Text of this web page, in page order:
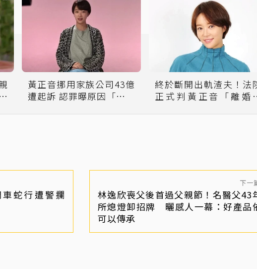
黃正音挪用家族公司43億
遭起訴 認罪曝原因「想壯
終於斷開出軌渣夫！法
正式判黃正音「離婚
蛇行遭警攔
下一
林逸欣喪父後首過父親節！名醫父43
所熄燈卸招牌 曬感人一幕：好產品
可以傳承